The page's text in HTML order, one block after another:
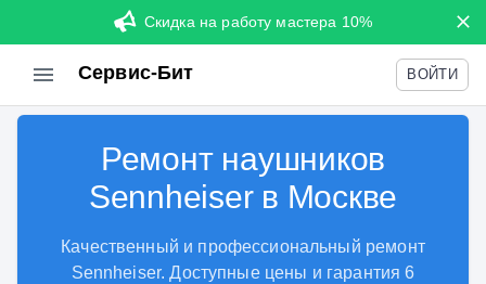
Скидка на работу мастера 10%
Сервис-Бит ВОЙТИ
Ремонт наушников
Sennheiser в Москве
Качественный и профессиональный ремонт
Sennheiser. Доступные цены и гарантия 6